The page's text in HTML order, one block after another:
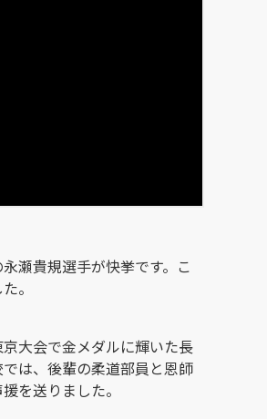
瀬貴規選手が快挙です。こ
。
大会で金メダルに輝いた長
は、後輩の柔道部員と恩師
を送りました。